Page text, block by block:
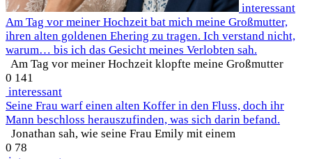
interessant
Am Tag vor meiner Hochzeit bat mich meine Großmutter,
ihren alten goldenen Ehering zu tragen. Ich verstand nicht,
warum… bis ich das Gesicht meines Verlobten sah.
Am Tag vor meiner Hochzeit klopfte meine Großmutter
0 141
interessant
Seine Frau warf einen alten Koffer in den Fluss, doch ihr
Mann beschloss herauszufinden, was sich darin befand.
Jonathan sah, wie seine Frau Emily mit einem
0 78